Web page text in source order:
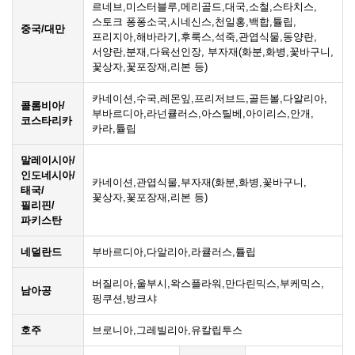
중국/대만
르네브,미스터블루,메리골드,대국,소철,스타치스,
스토크 퐁퐁소국,시네신스,천일홍,백합,튤립,
프리지아,해바라기,후룩스,석죽,관엽식물,동양란,
서양란,분재,다육선인장, 부자재(화분,화병,꽃바구니,
꽃상자,꽃포장재,리본 등)
콜롬비아/
코스타리카
카네이션,수국,레몬잎,프리저브드,골든볼,다알리아,
부바르디아,라넌큘러스,아스틸베,아이리스,안개,
카라,튤립
말레이시아/
인도네시아/
태국/
필리핀/
파키스탄
카네이션,관엽식물,부자재(화분,화병,꽃바구니,
꽃상자,꽃포장재,리본 등)
네덜란드 부바르디아,다알리아,라큘러스,튤립
남아공
버질리아,울부시,왁스플라워,만다린믹스,부케믹스,
핑쿠션,방크샤
호주 브로니아,그레빌리아,유칼립투스